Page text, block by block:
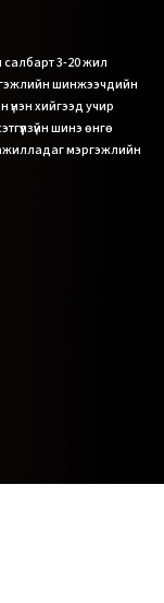
салбарт 3-20 жил
шинжээчдийн
хийгээд учир
шинэ өнгө
мэргэжлийн